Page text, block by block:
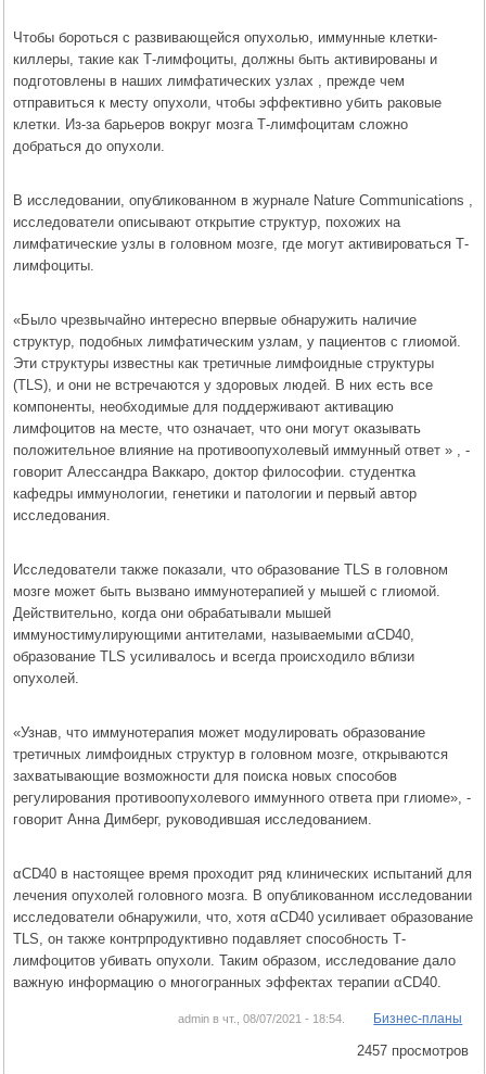
Чтобы бороться с развивающейся опухолью, иммунные клетки-
киллеры, такие как Т-лимфоциты, должны быть активированы и
подготовлены в наших лимфатических узлах , прежде чем
отправиться к месту опухоли, чтобы эффективно убить раковые
клетки. Из-за барьеров вокруг мозга Т-лимфоцитам сложно
добраться до опухоли.
В исследовании, опубликованном в журнале Nature Communications ,
исследователи описывают открытие структур, похожих на
лимфатические узлы в головном мозге, где могут активироваться Т-
лимфоциты.
«Было чрезвычайно интересно впервые обнаружить наличие
структур, подобных лимфатическим узлам, у пациентов с глиомой.
Эти структуры известны как третичные лимфоидные структуры
(TLS), и они не встречаются у здоровых людей. В них есть все
компоненты, необходимые для поддерживают активацию
лимфоцитов на месте, что означает, что они могут оказывать
положительное влияние на противоопухолевый иммунный ответ » , -
говорит Алессандра Ваккаро, доктор философии. студентка
кафедры иммунологии, генетики и патологии и первый автор
исследования.
Исследователи также показали, что образование TLS в головном
мозге может быть вызвано иммунотерапией у мышей с глиомой.
Действительно, когда они обрабатывали мышей
иммуностимулирующими антителами, называемыми αCD40,
образование TLS усиливалось и всегда происходило вблизи
опухолей.
«Узнав, что иммунотерапия может модулировать образование
третичных лимфоидных структур в головном мозге, открываются
захватывающие возможности для поиска новых способов
регулирования противоопухолевого иммунного ответа при глиоме», -
говорит Анна Димберг, руководившая исследованием.
αCD40 в настоящее время проходит ряд клинических испытаний для
лечения опухолей головного мозга. В опубликованном исследовании
исследователи обнаружили, что, хотя αCD40 усиливает образование
TLS, он также контрпродуктивно подавляет способность Т-
лимфоцитов убивать опухоли. Таким образом, исследование дало
важную информацию о многогранных эффектах терапии αCD40.
admin в чт., 08/07/2021 - 18:54. Бизнес-планы
2457 просмотров